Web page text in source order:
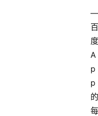
—
百
度
A
p
p
的
每